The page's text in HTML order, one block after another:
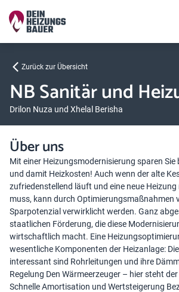
Zurück zur Übersicht
NB Sanitär und
Drilon Nuza und Xhelal Berisha
Über uns
Mit einer Heizungsmodernisierung sparen Sie
und damit Heizkosten! Auch wenn der alte
zufriedenstellend läuft und eine neue
muss, kann durch Optimierungsmaßnahmen
Sparpotenzial verwirklicht werden. Ganz
staatlichen Förderung, die diese
wirtschaftlich macht. Eine
wesentliche Komponenten der Heizanlage:
interessant sind Rohrleitungen und ihre
Regelung Den Wärmeerzeuger – hier steht
Schnelle Amortisation und Wertsteigerung